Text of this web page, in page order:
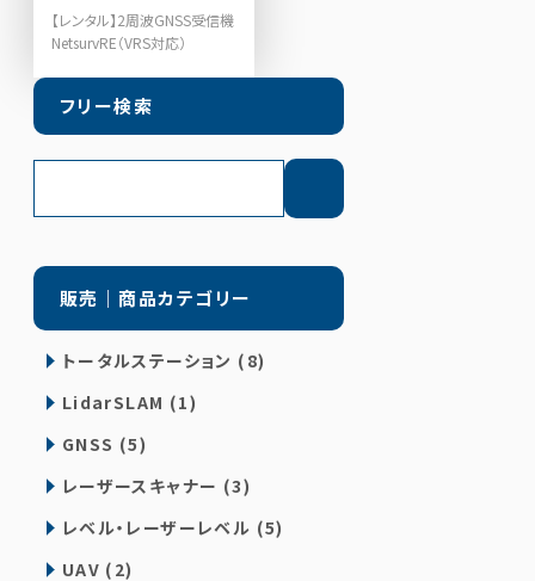
フリー検索
販売｜商品カテゴリー
トータルステーション (8)
LidarSLAM (1)
GNSS (5)
レーザースキャナー (3)
レベル・レーザーレベル (5)
UAV (2)
【レンタル】2周波GNSS受信機
NetsurvRE（VRS対応）